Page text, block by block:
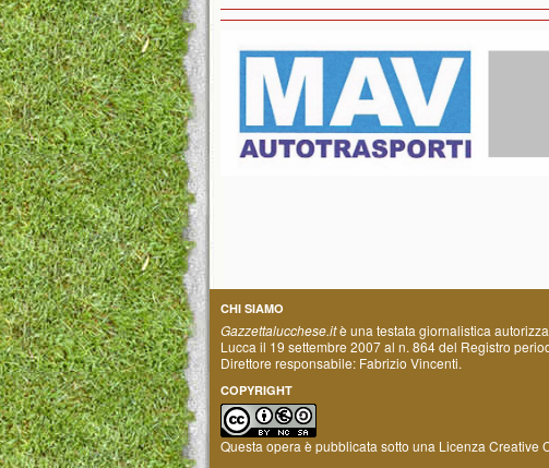
CHI SIAMO
Gazzettalucchese.itè una testata giornalistica
Lucca il 19 settembre 2007 al n. 864 del Registro
Direttore responsabile: Fabrizio Vincenti.
COPYRIGHT
Questa opera è pubblicata sotto una Licenza Creative